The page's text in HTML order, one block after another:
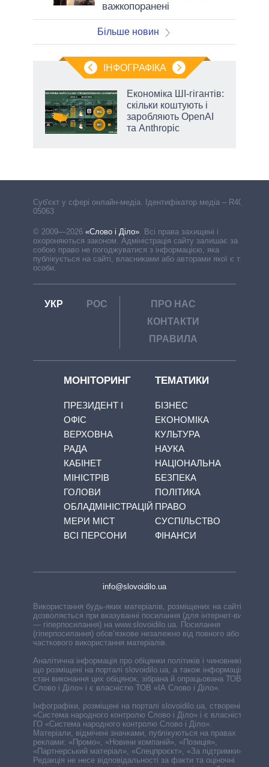
важкопоранені
Більше новин
ІНФОГРАФІКА
Економіка ШІ-гігантів:
скільки коштують і
заробляють OpenAI
та Anthropic
Cуб'єкт у сфері онлайн-медіа. Ідентифікатор медіа – R40-
05063
© 2009—2026 «Слово і Діло». Всі права захищені і
охороняються законом. Адміністрація сайту залишає за
собою право не погоджуватися з інформацією, яка
публікується на сайті, власниками або авторами якої є треті
особи.
УКР РОС
ПРО НАС
КОНТАКТИ
ПРАВИЛА
МОНІТОРИНГ
ПРЕЗИДЕНТ І
ОФІС
ВЕРХОВНА
РАДА
КАБІНЕТ
МІНІСТРІВ
ГОЛОВИ
ОБЛАДМІНІСТРАЦІЙ
МЕРИ МІСТ
ВСІ ПЕРСОНИ
ТЕМАТИКИ
БІЗНЕС
ЕКОНОМІКА
КУЛЬТУРА
НАУКА
НАЦІОНАЛЬНА
БЕЗПЕКА
ПОЛІТИКА
ПРАВО
СУСПІЛЬСТВО
ФІНАНСИ
info@slovoidilo.ua
Використання будь-яких матеріалів, розміщених на сайті,
дозволяється при вказуванні посилання (для інтернет-видань
— гіперпосилання) на www.slovoidilo.ua. Посилання
(гіперпосилання) обов’язкове незалежно від повного або
часткового використання матеріалів.
Аналітична інформація про обіцянки політиків і чиновників,
що розміщені на порталі slovoidilo.ua, а також інформація про
стан виконання цих обіцянок, зібрана й опрацьована ТОВ «ІА
Слово і Діло» і є власністю ТОВ «ІА Слово і Діло».
Інфографіки, розміщені на порталі slovoidilo.ua, створені ГО
«Система народного контролю Слово і Діло» і є власністю
ГО «Система народного контролю Слово і Діло».
Матеріали, відмічені значками, публікуються на правах
реклами: «Промо», «Новини компаній», «Позиція»,
«Партнерський матеріал», «Спецпроєкт», «За підтримки».
Редакція не несе відповідальності за факти та оціночні